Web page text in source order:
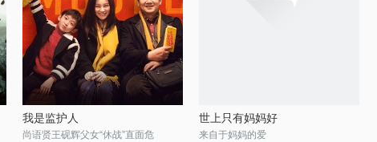
我是监护人
尚语贤王砚辉父女“休战”直面危
世上只有妈妈好
来自于妈妈的爱